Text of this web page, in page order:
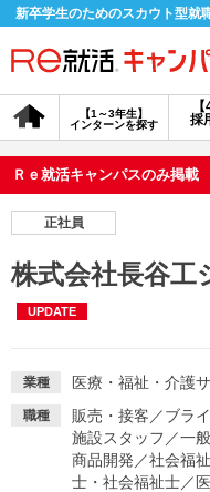
新卒学生のためのスカウト型就
採
【1～3年生】
インターンを探す
会員登録
探す
【4年生】
イベントを探す
就活ノウハウ・サポ
Ｒｅ就活キャンパスのみ掲載
正社員
株式会社長谷工
UPDATE
業種 医療・福祉・介護
職種 販売・接客 ／ブラ
施設スタッフ ／一
商品開発 ／社会福
士・社会福祉士／